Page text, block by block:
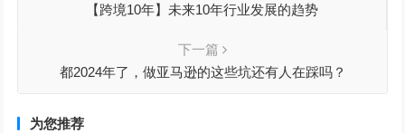
【跨境10年】未来10年行业发展的趋势
下一篇
都2024年了，做亚马逊的这些坑还有人在踩吗？
为您推荐